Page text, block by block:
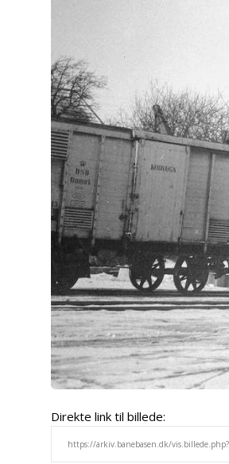
Direkte link til billede: